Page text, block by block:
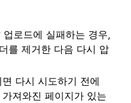
로드에 실패하는 경우,
를 제거한 다음 다시 압
다시 시도하기 전에
져와진 페이지가 있는